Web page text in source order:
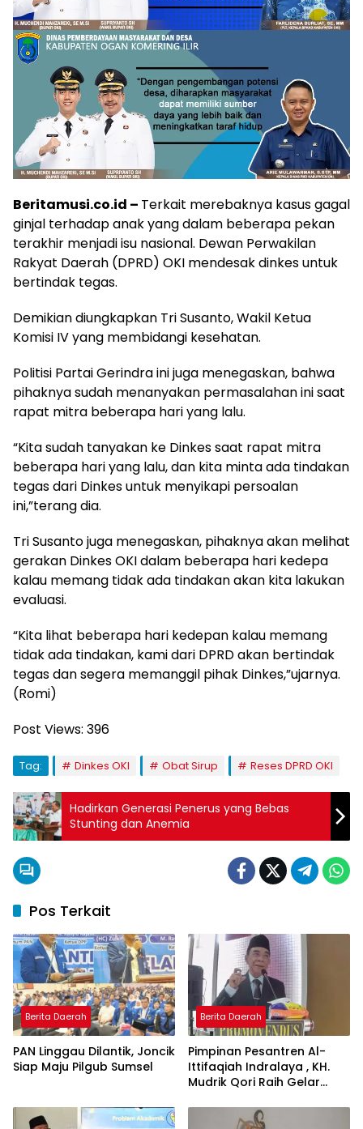
Beritamusi.co.id – Terkait merebaknya kasus gagal
ginjal terhadap anak yang dalam beberapa pekan
terakhir menjadi isu nasional. Dewan Perwakilan
Rakyat Daerah (DPRD) OKI mendesak dinkes untuk
bertindak tegas.
Demikian diungkapkan Tri Susanto, Wakil Ketua
Komisi IV yang membidangi kesehatan.
Politisi Partai Gerindra ini juga menegaskan, bahwa
pihaknya sudah menanyakan permasalahan ini saat
rapat mitra beberapa hari yang lalu.
“Kita sudah tanyakan ke Dinkes saat rapat mitra
beberapa hari yang lalu, dan kita minta ada tindakan
tegas dari Dinkes untuk menyikapi persoalan
ini,”terang dia.
Tri Susanto juga menegaskan, pihaknya akan melihat
gerakan Dinkes OKI dalam beberapa hari kedepa
kalau memang tidak ada tindakan akan kita lakukan
evaluasi.
“Kita lihat beberapa hari kedepan kalau memang
tidak ada tindakan, kami dari DPRD akan bertindak
tegas dan segera memanggil pihak Dinkes,”ujarnya.
(Romi)
Post Views: 396
Tag: Dinkes OKI Obat Sirup Reses DPRD OKI
Hadirkan Generasi Penerus yang Bebas
Stunting dan Anemia
Pos Terkait
Berita Daerah
PAN Linggau Dilantik, Joncik
Siap Maju Pilgub Sumsel
Berita Daerah
Pimpinan Pesantren Al-
Ittifaqiah Indralaya , KH.
Mudrik Qori Raih Gelar
Model Pembelajaran